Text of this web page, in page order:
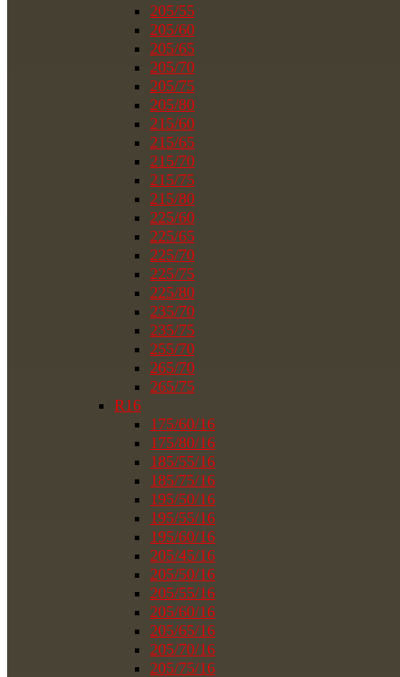
205/55
205/60
205/65
205/70
205/75
205/80
215/60
215/65
215/70
215/75
215/80
225/60
225/65
225/70
225/75
225/80
235/70
235/75
255/70
265/70
265/75
R16
175/60/16
175/80/16
185/55/16
185/75/16
195/50/16
195/55/16
195/60/16
205/45/16
205/50/16
205/55/16
205/60/16
205/65/16
205/70/16
205/75/16